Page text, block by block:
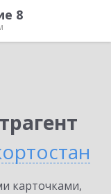
8
карточками,